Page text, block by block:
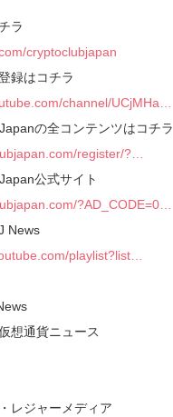
ラ
cryptoclubjapan
録はコチラ
channel/UCjMHa…
の全コンテンツはコチラ
register/?…
公式サイト
?AD_CODE=0…
News
playlist?list…
想通貨ニュース
レジャーメディア